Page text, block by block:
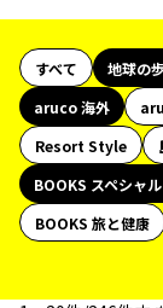
すべて 地球の
aruco 海外
Resort Style
BOOKS スペシャ
BOOKS 旅と健康